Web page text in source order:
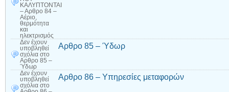
ΚΑΛΥΠΤΟΝΤΑΙ
– Αρθρο 84 –
Αέριο,
θερμότητα
και
ηλεκτρισμός
Δεν έχουν
υποβληθεί
σχόλια στο
Αρθρο 85 –
Ύδωρ
Αρθρο 85 – Ύδωρ
Δεν έχουν
υποβληθεί
σχόλια στο
Αρθρο 86 – Υπηρεσίες μεταφορών